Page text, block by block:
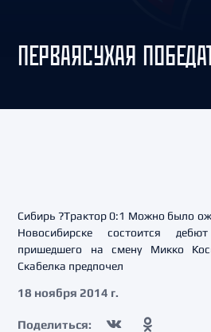
ПЕРВАЯСУХАЯ
Сибирь ?Трактор 0:1 Можно было
Новосибирске состоится
пришедшего на смену Микко
Скабелка предпочел
18 ноября 2014 г.
Поделиться: